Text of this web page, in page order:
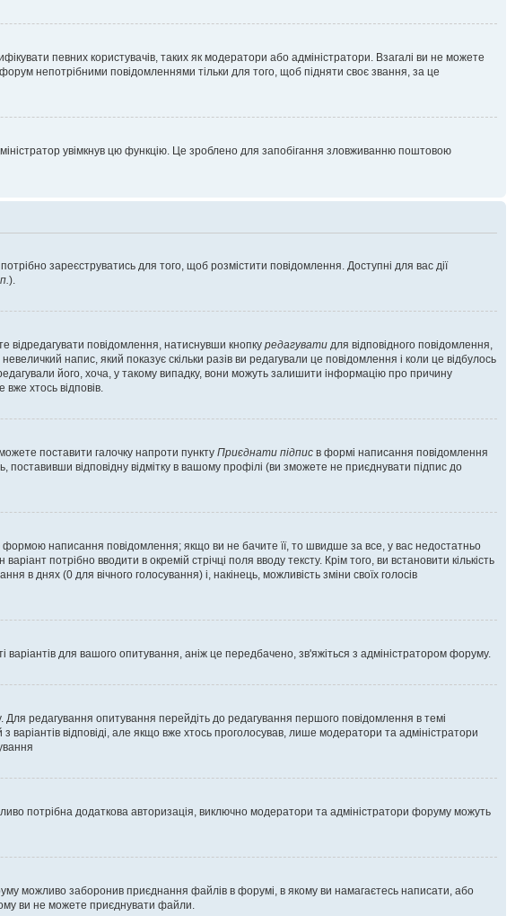
певних користувачів, таких як модератори або адміністратори. Взагалі ви не можете
непотрібними повідомленнями тільки для того, щоб підняти своє звання, за це
увімкнув цю функцію. Це зроблено для запобігання зловживанню поштовою
зареєструватись для того, щоб розмістити повідомлення. Доступні для вас дії
).
повідомлення, натиснувши кнопку редагувати для відповідного повідомлення,
напис, який показує скільки разів ви редагували це повідомлення і коли це відбулось
його, хоча, у такому випадку, вони можуть залишити інформацію про причину
хтось відповів.
поставити галочку напроти пункту Приєднати підпис в формі написання повідомлення
відповідну відмітку в вашому профілі (ви зможете не приєднувати підпис до
формою написання повідомлення; якщо ви не бачите її, то швидше за все, у вас недостатньо
потрібно вводити в окремій стрічці поля вводу тексту. Крім того, ви встановити кількість
в днях (0 для вічного голосування) і, накінець, можливість зміни своїх голосів
варіантів для вашого опитування, аніж це передбачено, зв'яжіться з адміністратором форуму.
редагування опитування перейдіть до редагування першого повідомлення в темі
відповіді, але якщо вже хтось проголосував, лише модератори та адміністратори
потрібна додаткова авторизація, виключно модератори та адміністратори форуму можуть
можливо заборонив приєднання файлів в форумі, в якому ви намагаєтесь написати, або
ви не можете приєднувати файли.